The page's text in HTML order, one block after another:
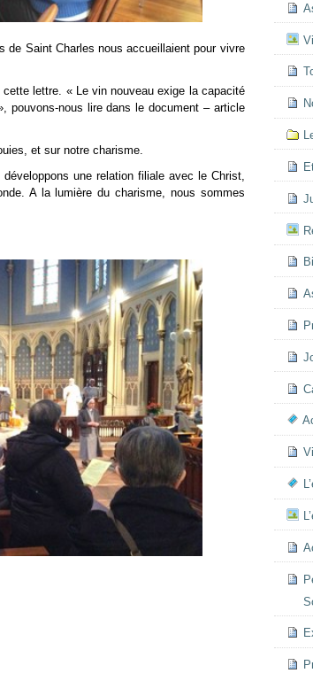
de Saint Charles nous accueillaient pour vivre
lettre. « Le vin nouveau exige la capacité
pouvons-nous lire dans le document – article
et sur notre charisme.
une relation filiale avec le Christ,
A la lumière du charisme, nous sommes